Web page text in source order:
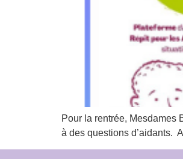
Pour la rentrée, Mesdames
à des questions d’aidants.